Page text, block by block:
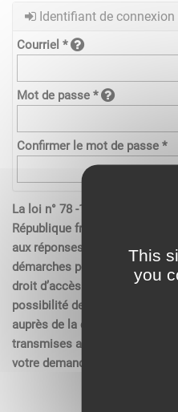
This
you
Identifiant de connexion
Courriel *
Mot de passe *
Confirmer le mot de passe *
La loi n° 78 -17 du 6 janvier
République française, aux
aux réponses contenues dans
démarches pour les
droit d’accès aux données
possibilité de rectification.
auprès de la collectivité. Les
transmises aux services
votre demande.